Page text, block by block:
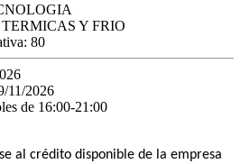
Y FRIO
80
11/2026
de 16:00-21:00
al crédito disponible de la empresa